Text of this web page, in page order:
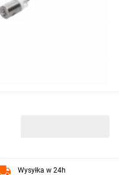
Wysyłka w 24h